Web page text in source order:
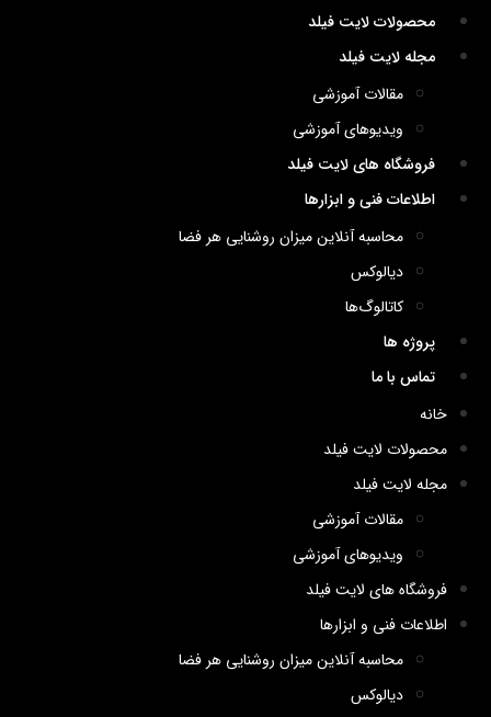
محصولات لایت فیلد
مجله لایت فیلد
مقالات آموزشی
ویدیوهای آموزشی
فروشگاه های لایت فیلد
اطلاعات فنی و ابزارها
محاسبه آنلاین میزان روشنایی هر فضا
دیالوکس
کاتالوگ‌ها
پروژه ها
تماس با ما
خانه
محصولات لایت فیلد
مجله لایت فیلد
مقالات آموزشی
ویدیوهای آموزشی
فروشگاه های لایت فیلد
اطلاعات فنی و ابزارها
محاسبه آنلاین میزان روشنایی هر فضا
دیالوکس